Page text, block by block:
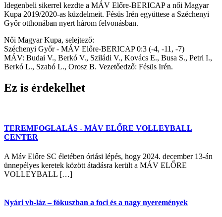
Idegenbeli sikerrel kezdte a MÁV Előre-BERICAP a női Magyar
Kupa 2019/2020-as küzdelmeit. Fésüs Irén együttese a Széchenyi
Győr otthonában nyert három felvonásban.
Női Magyar Kupa, selejtező:
Széchenyi Győr - MÁV Előre-BERICAP 0:3 (-4, -11, -7)
MÁV: Budai V., Berkó V., Sziládi V., Kovács E., Busa S., Petri I.,
Berkó L., Szabó L., Orosz B. Vezetőedző: Fésüs Irén.
Ez is érdekelhet
TEREMFOGLALÁS - MÁV ELŐRE VOLLEYBALL
CENTER
A Máv Előre SC életében óriási lépés, hogy 2024. december 13-án
ünnepélyes keretek között átadásra került a MÁV ELŐRE
VOLLEYBALL […]
Nyári vb-láz – fókuszban a foci és a nagy nyeremények